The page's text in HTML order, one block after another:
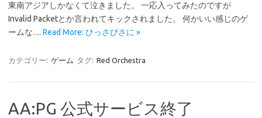
東南アジアしかなくて泣きました。 一応入ってみたのですが
Invalid Packetとか言われてキックされました。 何かいい感じのゲ
ームな… Read More: ひっさびさに »
カテゴリー: ゲーム タグ: Red Orchestra
AA:PG 公式サービス終了